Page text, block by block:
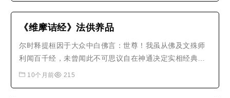
《维摩诘经》法供养品
尔时释提桓因于大众中白佛言：世尊！我虽从佛及文殊师
利闻百千经，未曾闻此不可思议自在神通决定实相经典。
如我解佛所说义趣，若有众生闻此经法，信解受持读诵之
10个月前 215